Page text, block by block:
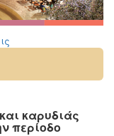
καρυδιάς
περίοδο